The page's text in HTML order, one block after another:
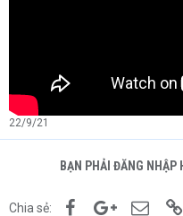
22/9/21
BẠN PHẢI ĐĂNG NHẬP
Chia sẻ: FacebookGoogle+Email